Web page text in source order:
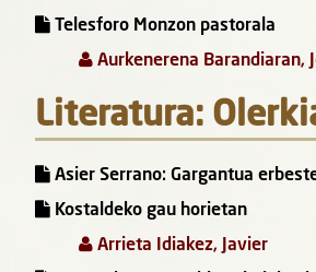
Telesforo Monzon pastorala
Aurkenerena Barandiaran,
Literatura:
Asier Serrano: Gargantua
Kostaldeko gau horietan
Arrieta Idiakez, Javier